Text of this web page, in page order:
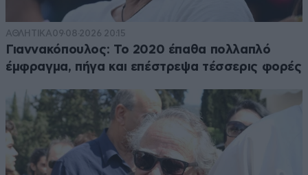
ΑΘΛΗΤΙΚΑ09·08·2026 20:15
Γιαννακόπουλος: Το 2020 έπαθα πολλαπλό
έμφραγμα, πήγα και επέστρεψα τέσσερις φορές